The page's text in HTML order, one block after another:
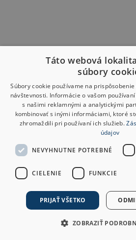
Táto webová
súbory
Súbory cookie používame na
návštevnosti. Informácie o vašom
s našimi reklamnými a analytickými
kombinovať s inými informáciami, ktoré
zhromaždili pri používaní ich služieb.
údajov
NEVYHNUTNE POTREBNÉ
CIELENIE FUNKCIE
PRIJAŤ VŠETKO
ZOBRAZIŤ